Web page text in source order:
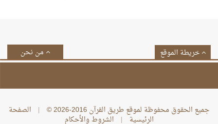
من نحن خريطة الموقع
جميع الحقوق محفوظة لموقع طريق القرآن 2016-2026 © | الصفحة
الرئيسية | الشروط والأحكام